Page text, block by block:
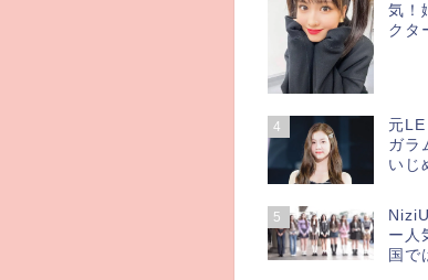
気！
クタ
4
元
ガラ
いじ
5
ー人
国で